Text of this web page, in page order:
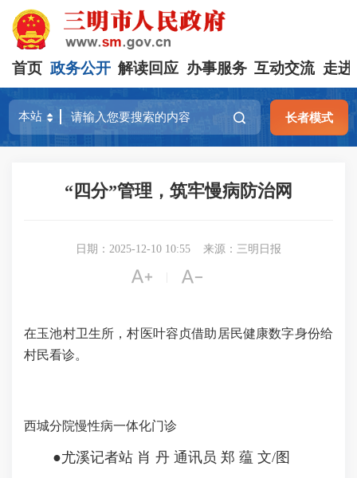
首页 政务公开 解读回应 办事服务 互动交流 走进
长者模式
“四分”管理，筑牢慢病防治网
日期：2025-12-10 10:55 来源：三明日报
 
在玉池村卫生所，村医叶容贞借助居民健康数字身份给
村民看诊。
西城分院慢性病一体化门诊
●尤溪记者站 肖 丹 通讯员 郑 蕴 文/图